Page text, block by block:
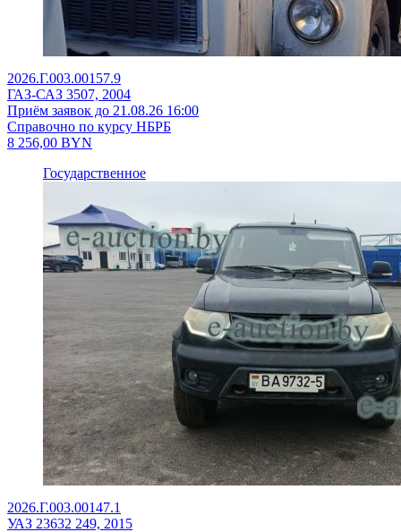
2026.Г.003.00157.9
ГАЗ-САЗ 3507, 2004
Приём заявок до 21.08.26 16:00
Справочно по курсу НБРБ
8 256,00 BYN
Государственное
2026.Г.003.00147.1
УАЗ 23632 249, 2015